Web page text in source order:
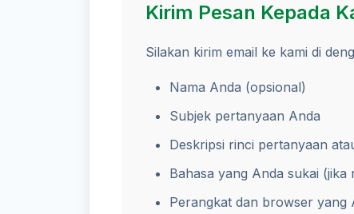
Kirim Pesan Kepada
Silakan kirim email ke kami di
Nama Anda (opsional)
Subjek pertanyaan Anda
Deskripsi rinci pertanyaan
Bahasa yang Anda sukai (jika
Perangkat dan browser yang